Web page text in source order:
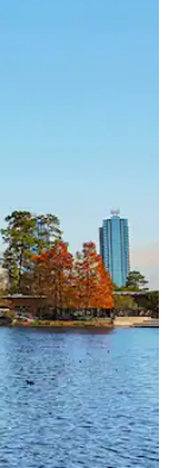
en faisant glisser.